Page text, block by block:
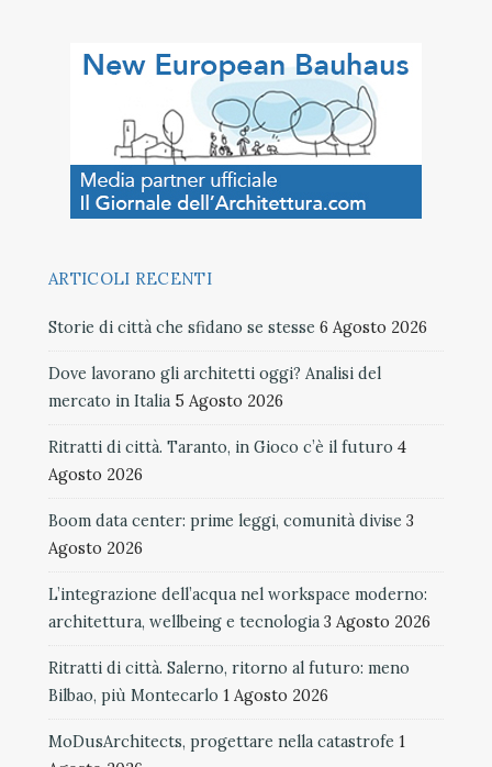
ARTICOLI RECENTI
Storie di città che sfidano se stesse 6 Agosto 2026
Dove lavorano gli architetti oggi? Analisi del
mercato in Italia 5 Agosto 2026
Ritratti di città. Taranto, in Gioco c’è il futuro 4
Agosto 2026
Boom data center: prime leggi, comunità divise 3
Agosto 2026
L’integrazione dell’acqua nel workspace moderno:
architettura, wellbeing e tecnologia 3 Agosto 2026
Ritratti di città. Salerno, ritorno al futuro: meno
Bilbao, più Montecarlo 1 Agosto 2026
MoDusArchitects, progettare nella catastrofe 1